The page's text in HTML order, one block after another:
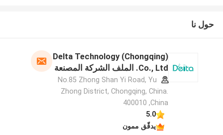
حول نا
Delta Technology (Chongqing)
Co., Ltd. الملف الشركة المصنعة
No.85 Zhong Shan Yi Road, Yu
Zhong District, Chongqing, China.
400010 ,China
5.0
يدقّق ممون